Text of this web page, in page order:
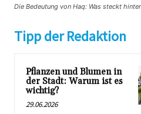
Die Bedeutung von Haq: Was steckt
Tipp der Redaktion
Pflanzen und Blumen in
der Stadt: Warum ist es
wichtig?
29.06.2026